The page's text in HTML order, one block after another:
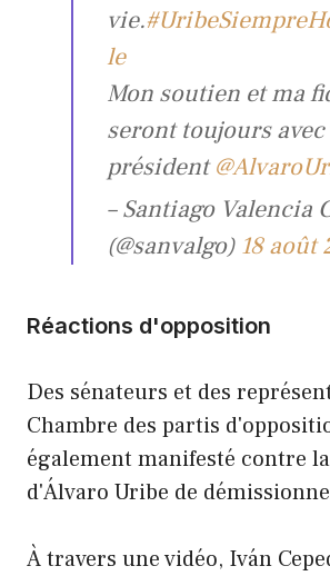
vie.
le
Mon soutien et ma
seront toujours avec
président
– Santiago Valencia
(@sanvalgo) 18 août
Réactions d'opposition
Des sénateurs et des
Chambre des partis
également manifesté contre
d'Álvaro Uribe de
À travers une vidéo, Iván